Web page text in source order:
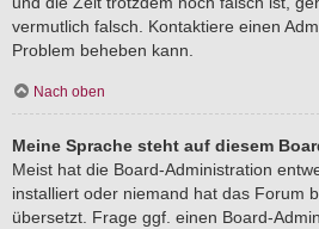
vermutlich falsch. Kontaktiere einen
Problem beheben kann.
Nach oben
Meine Sprache steht auf diesem
Meist hat die Board-Administration
installiert oder niemand hat das Forum
übersetzt. Frage ggf. einen Board-